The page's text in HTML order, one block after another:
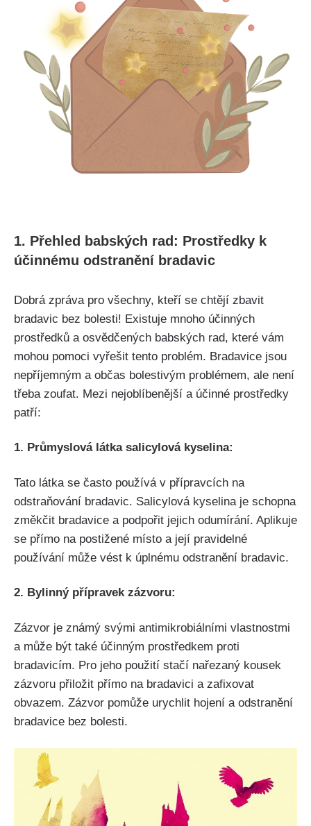
1. Přehled babských rad: Prostředky k
účinnému odstranění bradavic
Dobrá zpráva pro všechny, kteří ‍se chtějí ‌zbavit
bradavic bez bolesti! Existuje mnoho účinných
prostředků a osvědčených babských rad, které vám
mohou pomoci vyřešit tento problém. Bradavice‌ jsou⁣
nepříjemným a‌ občas ‌bolestivým problémem, ale ⁤není
třeba zoufat.‍ Mezi nejoblíbenější a účinné prostředky
patří:
1.​ Průmyslová ⁣látka salicylová kyselina:
Tato látka se často používá​ v přípravcích na
odstraňování bradavic. Salicylová kyselina je⁤ schopna
změkčit bradavice a podpořit jejich odumírání. Aplikuje
se⁣ přímo na postižené místo‌ a její pravidelné
používání může ​vést k⁣ úplnému odstranění bradavic.
2. Bylinný přípravek zázvoru:
Zázvor je známý svými antimikrobiálními vlastnostmi
a může ⁣být ​také účinným prostředkem proti‍
bradavicím. Pro jeho použití stačí nařezaný⁣ kousek
zázvoru‌ přiložit přímo ‍na bradavici a zafixovat
obvazem. Zázvor pomůže urychlit hojení a odstranění
bradavice bez bolesti.